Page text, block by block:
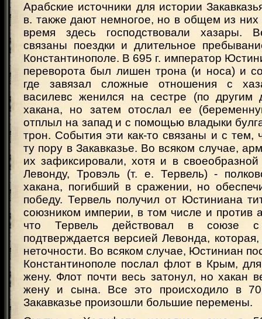
Арабские источники для истории
в. также дают немногое, но в общем из них
время здесь господствовали хазары.
связаны поездки и длительное
Константинополе. В 695 г. император
переворота был лишен трона (и носа) и
где завязал сложные отношения с
василевс женился на сестре (по
хакана, но затем отослал ее
отплыл на запад и с помощью владыки
трон. События эти как-то связаны и с тем,
ту пору в Закавказье. Во всяком случае,
их зафиксировали, хотя и в
Левонду, Тровэль (т. е. Тервель) -
хакана, погибший в сражении, но
победу. Тервель получил от Юстиниана
союзником империи, в том числе и против
что Тервель действовал в союзе
подтверждается версией Левонда,
неточности. Во всяком случае, Юстиниан
Константинополе послал флот в Крым,
жену. Флот почти весь затонул, но хакан
жену и сына. Все это происходило в
Закавказье произошли большие перемены.